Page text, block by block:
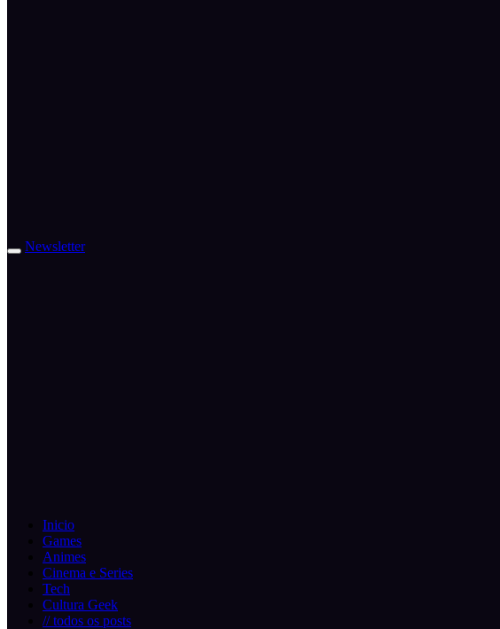
Newsletter
Inicio
Games
Animes
Cinema e Series
Tech
Cultura Geek
// todos os posts